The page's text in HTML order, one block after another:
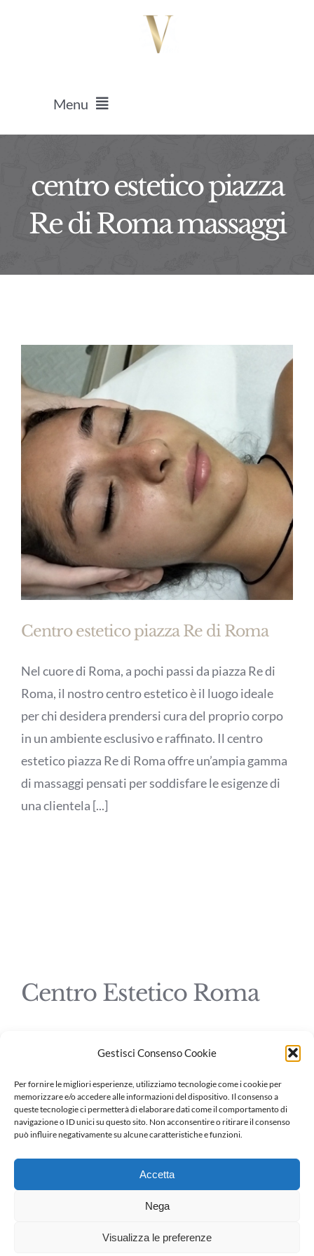
Gestisci Consenso Cookie
Per fornire le migliori esperienze, utilizziamo tecnologie come i cookie per
memorizzare e/o accedere alle informazioni del dispositivo. Il consenso a
queste tecnologie ci permetterà di elaborare dati come il comportamento di
navigazione o ID unici su questo sito. Non acconsentire o ritirare il consenso
può influire negativamente su alcune caratteristiche e funzioni.
Accetta
Nega
Visualizza le preferenze
Menu
Massaggi
Pedicure
Estetica Roma
centro estetico piazza
Re di Roma massaggi
Centro estetico piazza Re di Roma
Nel cuore di Roma, a pochi passi da piazza Re di
Roma, il nostro centro estetico è il luogo ideale
per chi desidera prendersi cura del proprio corpo
in un ambiente esclusivo e raffinato. Il centro
estetico piazza Re di Roma offre un’ampia gamma
di massaggi pensati per soddisfare le esigenze di
una clientela [...]
Centro Estetico Roma
© Copyright 2026 |CetroEsteticoRoma.net| All Rights Reserved
Centro estetico Roma via Appia